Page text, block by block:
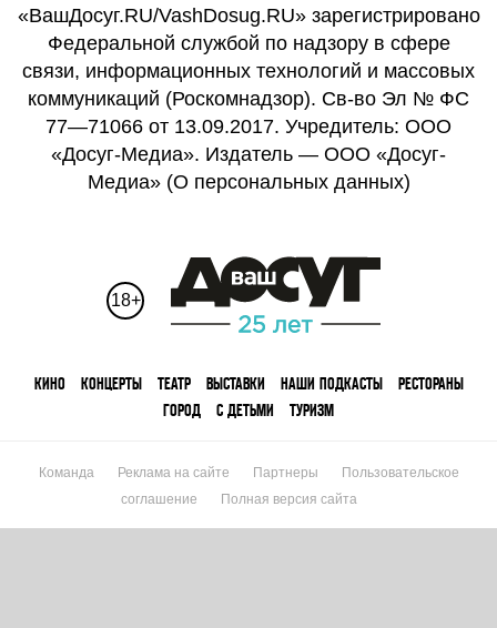
«ВашДосуг.RU/VashDosug.RU» зарегистрировано
Федеральной службой по надзору в сфере
связи, информационных технологий и массовых
коммуникаций (Роскомнадзор). Св-во Эл № ФС
77—71066 от 13.09.2017. Учредитель: ООО
«Досуг-Медиа». Издатель — ООО «Досуг-
Медиа» (О персональных данных)
18+
КИНО КОНЦЕРТЫ ТЕАТР ВЫСТАВКИ НАШИ ПОДКАСТЫ
РЕСТОРАНЫ
ГОРОД
С ДЕТЬМИ ТУРИЗМ
Команда Реклама на сайте Партнеры
Пользовательское
соглашение
Полная версия сайта